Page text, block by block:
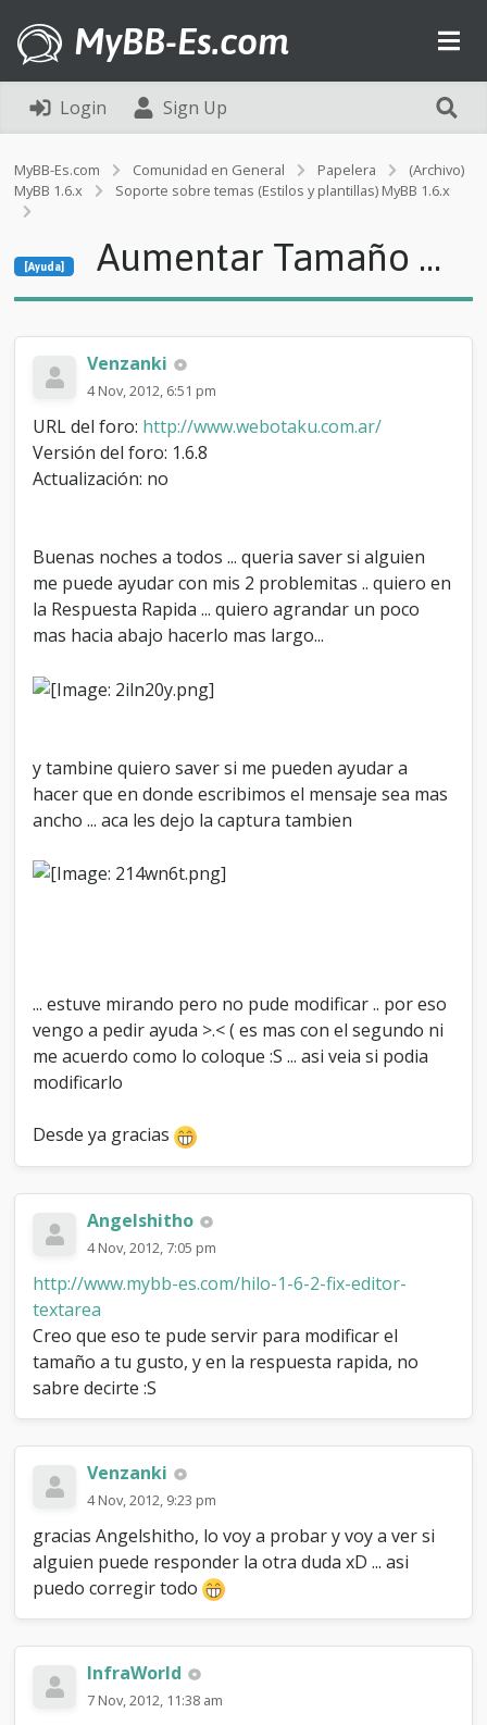
MyBB-Es.com
Login Sign Up
MyBB-Es.com Comunidad en General Papelera
(Archivo)
MyBB 1.6.x
Soporte sobre temas (Estilos y plantillas) MyBB 1.6.x
u
m
n
a
T
a
m
a
.
.
[Ayuda] Aumentar Tamaño ...
Venzanki
4 Nov, 2012, 6:51 pm
URL del foro: http://www.webotaku.com.ar/
Versión del foro: 1.6.8
Actualización: no
Buenas noches a todos ... queria saver si alguien
me puede ayudar con mis 2 problemitas .. quiero en
la Respuesta Rapida ... quiero agrandar un poco
mas hacia abajo hacerlo mas largo...
y tambine quiero saver si me pueden ayudar a
hacer que en donde escribimos el mensaje sea mas
ancho ... aca les dejo la captura tambien
... estuve mirando pero no pude modificar .. por eso
vengo a pedir ayuda >.< ( es mas con el segundo ni
me acuerdo como lo coloque :S ... asi veia si podia
modificarlo
Desde ya gracias
Angelshitho
4 Nov, 2012, 7:05 pm
http://www.mybb-es.com/hilo-1-6-2-fix-editor-
textarea
Creo que eso te pude servir para modificar el
tamaño a tu gusto, y en la respuesta rapida, no
sabre decirte :S
Venzanki
4 Nov, 2012, 9:23 pm
gracias Angelshitho, lo voy a probar y voy a ver si
alguien puede responder la otra duda xD ... asi
puedo corregir todo
InfraWorld
7 Nov, 2012, 11:38 am